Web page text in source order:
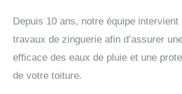
Depuis 10 ans, notre équipe
travaux de zinguerie afin d’assurer
efficace des eaux de pluie et une
de votre toiture.